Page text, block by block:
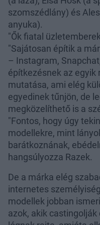
szomszédlány) és
anyuka).
"Ők fiatal
"Sajátosan építik a
– Instagram,
építkezésnek az egyik
mutatása, ami elég
egyedinek tűnjön, de
megközelíthető is a
"Fontos, hogy úgy
modellekre, mint
barátkoznának,
hangsúlyozza Razek.
De a márka elég
internetes
modellek jobban
azok, akik